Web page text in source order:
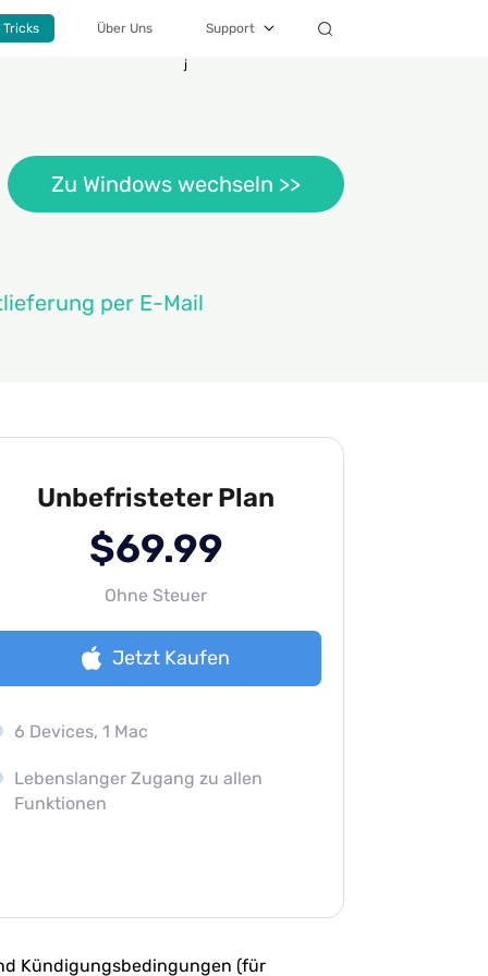
Tricks Über Uns Support
j
Zu Windows wechseln >>
per E-Mail
Unbefristeter Plan
$69.99
Ohne Steuer
Jetzt Kaufen
6 Devices, 1 Mac
Lebenslanger Zugang zu allen
Funktionen
Kündigungsbedingungen (für